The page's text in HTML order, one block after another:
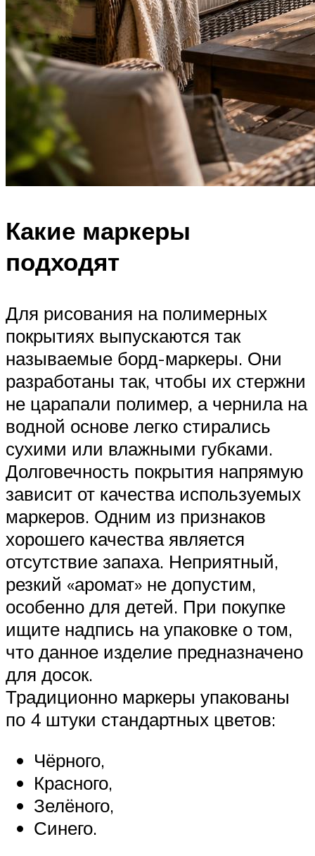
Какие маркеры
подходят
Для рисования на полимерных
покрытиях выпускаются так
называемые борд-маркеры. Они
разработаны так, чтобы их стержни
не царапали полимер, а чернила на
водной основе легко стирались
сухими или влажными губками.
Долговечность покрытия напрямую
зависит от качества используемых
маркеров. Одним из признаков
хорошего качества является
отсутствие запаха. Неприятный,
резкий «аромат» не допустим,
особенно для детей. При покупке
ищите надпись на упаковке о том,
что данное изделие предназначено
для досок.
Традиционно маркеры упакованы
по 4 штуки стандартных цветов:
Чёрного,
Красного,
Зелёного,
Синего.